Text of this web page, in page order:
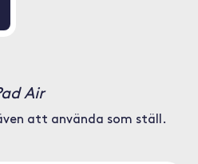
Air
att använda som ställ.